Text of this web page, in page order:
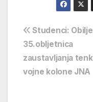
objava
Studenci:
35.obljetnica
zaustavljanja
vojne kolone JNA